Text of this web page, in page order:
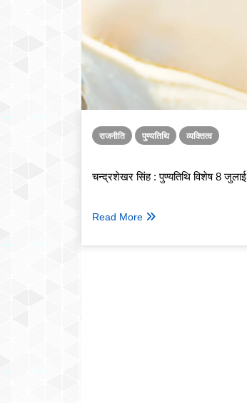
राजनीति पुण्यतिथि व्यक्तित्व
चन्द्रशेखर सिंह : पुण्यतिथि विशेष 8 जुलाई
Read More